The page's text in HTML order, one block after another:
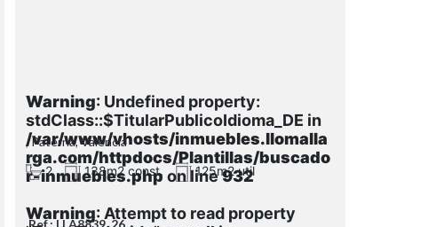
Warning: Undefined property:
stdClass::$TitularPublicoIdioma_DE in
/var/www/vhosts/inmuebles.llomalla
rga.com/httpdocs/Plantillas/buscado
r-inmuebles.php on line932
Warning: Attempt to read property
, Paterna, Valencia
2
138m2 const. 125m2 util
Ref.: LLA8839_26